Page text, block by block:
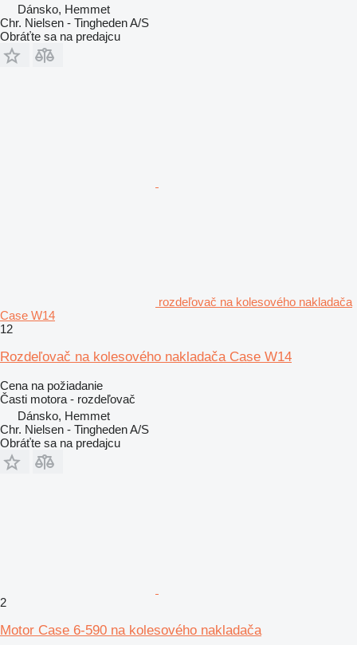
Dánsko, Hemmet
Chr. Nielsen - Tingheden A/S
Obráťte sa na predajcu
rozdeľovač na kolesového nakladača
Case W14
12
Rozdeľovač na kolesového nakladača Case W14
Cena na požiadanie
Časti motora - rozdeľovač
Dánsko, Hemmet
Chr. Nielsen - Tingheden A/S
Obráťte sa na predajcu
2
Motor Case 6-590 na kolesového nakladača